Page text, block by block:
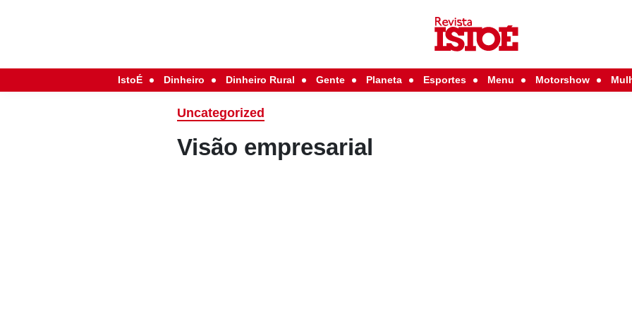
IstoÉ Dinheiro Dinheiro Rural Gente Planeta Esportes Menu Motorshow
Uncategorized
Visão empresarial